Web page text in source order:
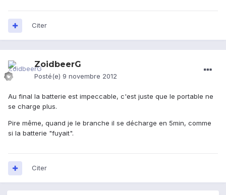
Citer
ZoidbeerG
Posté(e) 9 novembre 2012
Au final la batterie est impeccable, c'est juste que le portable ne
se charge plus.
Pire même, quand je le branche il se décharge en 5min, comme
si la batterie "fuyait".
Citer